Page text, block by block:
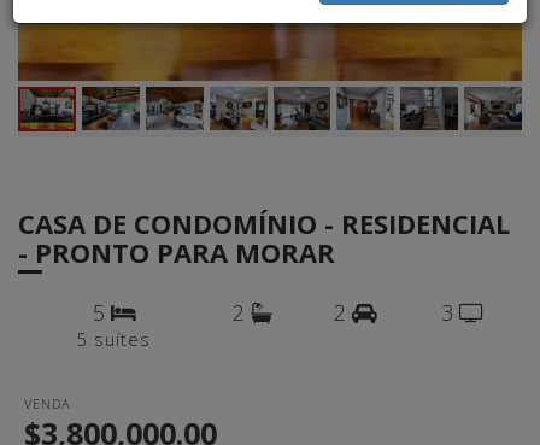
CASA DE CONDOMÍNIO - RESIDENCIAL
- PRONTO PARA MORAR
5
5 suítes
2 2 3
VENDA
$3,800,000.00